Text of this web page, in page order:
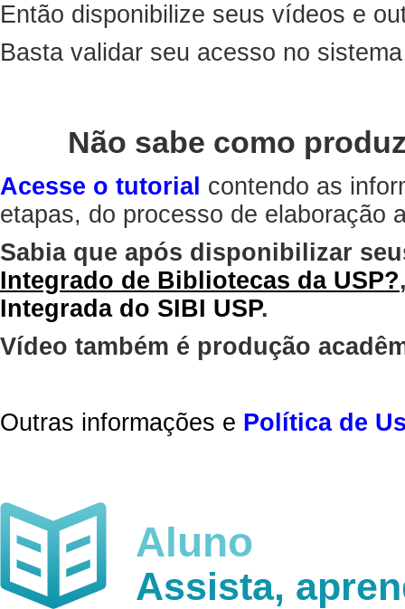
Então disponibilize seus vídeos e
Basta validar seu acesso no
Não sabe como
Acesse o tutorial contendo as
etapas, do processo de elaboração
Sabia que após disponibilizar
Integrado de Bibliotecas da USP?
Integrada do SIBI USP.
Vídeo também é produção
Outras informações e Política de
Aluno
Assista,